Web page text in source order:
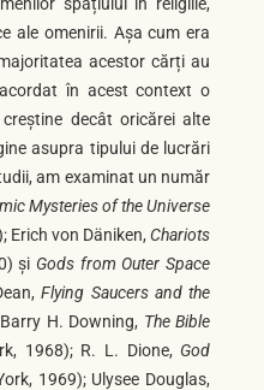
ale omenirii. Așa cum era
acestor cărți au
în acest context o
decât oricărei alte
asupra tipului de lucrări
am examinat un număr
Mysteries of the Universe
Erich von Däniken,Chariots
și Gods from Outer Space
Flying Saucers and the
H. Downing, The Bible
1968); R. L. Dione, God
1969); Ulysee Douglas,